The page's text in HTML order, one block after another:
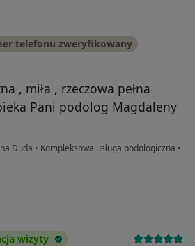
telefonu zweryfikowany
, miła , rzeczowa pełna
Pani podolog Magdaleny
Duda • Kompleksowa usługa podologiczna •
wizyty